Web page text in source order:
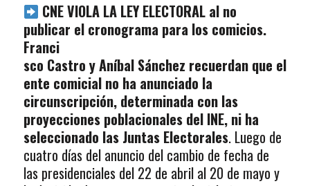
CNE VIOLA LA LEY ELECTORAL al no
publicar el cronograma para los comicios.
Franci
sco Castro y Aníbal Sánchez recuerdan que el
ente comicial no ha anunciado la
circunscripción, determinada con las
proyecciones poblacionales del INE, ni ha
seleccionado las Juntas Electorales. Luego de
cuatro días del anuncio del cambio de fecha de
las presidenciales del 22 de abril al 20 de mayo y